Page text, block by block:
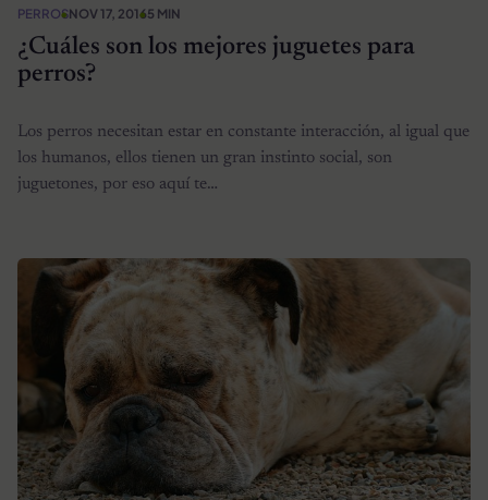
PERROSNOV 17, 20165 MIN
¿Cuáles son los mejores juguetes para
perros?
Los perros necesitan estar en constante interacción, al igual que
los humanos, ellos tienen un gran instinto social, son
juguetones, por eso aquí te…